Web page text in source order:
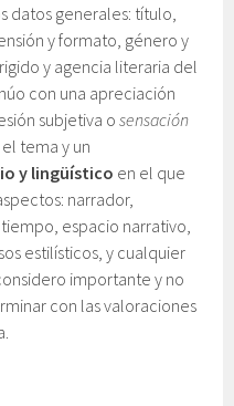
datos generales: título,
y formato, género y
y agencia literaria del
con una apreciación
subjetiva osensación
tema y un
y lingüístico en el que
narrador,
espacio narrativo,
estilísticos, y cualquier
importante y no
con las valoraciones